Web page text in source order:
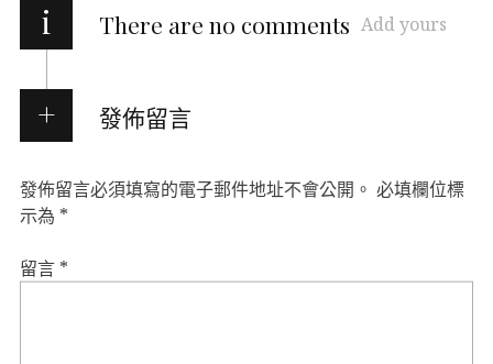
i There are no comments Add yours
發佈留言
發佈留言必須填寫的電子郵件地址不會公開。 必填欄位標
示為 *
留言 *